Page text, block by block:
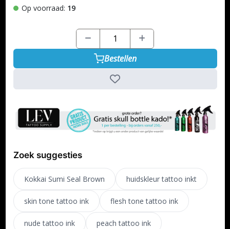
Op voorraad: 19
Bestellen
Zoek suggesties
Kokkai Sumi Seal Brown huidskleur tattoo inkt
skin tone tattoo ink flesh tone tattoo ink
nude tattoo ink peach tattoo ink